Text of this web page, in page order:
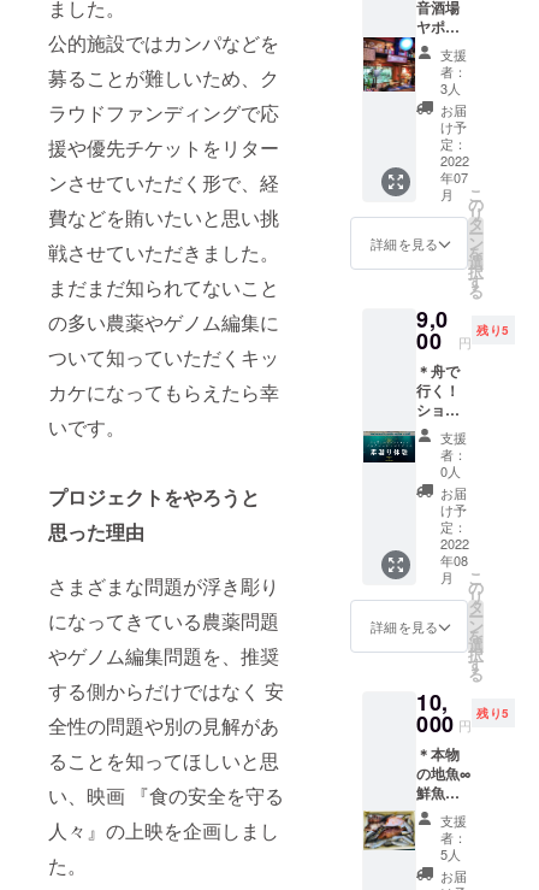
ました。
公的施設ではカンパなどを
募ることが難しいため、ク
ラウドファンディングで応
援や優先チケットをリター
ンさせていただく形で、経
費などを賄いたいと思い挑
戦させていただきました。
まだまだ知られてないこと
の多い農薬やゲノム編集に
ついて知っていただくキッ
カケになってもらえたら幸
いです。
プロジェクトをやろうと
思った理由
さまざまな問題が浮き彫り
になってきている農薬問題
やゲノム編集問題を、推奨
する側からだけではなく 安
全性の問題や別の見解があ
ることを知ってほしいと思
い、映画 『食の安全を守る
人々』の上映を企画しまし
た。
いま
す。上
映10分
前には
お越し
くださ
い。 ＊
希望の
日程と
会場を
お選び
き、備
考欄に
日は 時
間）お
名前 を
お知ら
せくだ
さい。
◯7月22
日(金)
ミップ
ル３F
第１コ
ミニ
ティー
ルーム
13:30〜
映画上
映
15:20〜
山田正
彦氏 講
演会
◯7月23
日(土)
宮津市
日置地
区公民
館 （宮
津市字
出作り
に 釣っ
た魚を
食べた
り、豪
華な海
の幸や
BBQで
お腹
いっぱ
み方は
あなた
ちの​縁
側で 一
息つく
みたい
に よっ
こら
しょっ
ていっ
てくだ
さいね
主催メ
ンバー
釣り船
ティダ
船長
NOCO
お宿
よっこ
ら諸島
に2500
円のご
支援で
ご宿泊
いただ
けま
す。
しい本
物の地
魚を
釣って
食べよ
う！” 実
行委員
会メン
バー
ティダ
ネシア
船長
NOCO
楽々プ
ランを
3000円
のご支
援でご
乗船い
ただけ
ます。
穏やか
な宮津
湾内で
の釣行
ですの
で、釣
り初心
者さ
ん、子
ん、船
酔いが
心配な
方も ど
うぞ！
船長と
アシス
タン
ト、釣
り船犬
音酒場
ヤポネ
島 お
食事券
（お肉
＆海鮮
BBQ ま
たは お
まかせ
地魚海
鮮料
理）
https://
yoccola
.wixsite
ponesi
ma 映画
の上映
場所 ヤ
ポネシ
ネマの
ヤポネ
島でご
利用で
きるお
食事券
です。
（上映
日 7月
24日は
ご利用
不可）
メで
す！
（BBQ
小屋の
み＋500
円でお
飲み物
持ち込
み可）
ご来店
支援
者：
3人
お届
け予
定：
2022
年07
月
詳細を見る
こ
の
リ
タ
ー
ン
を
選
択
す
る
9,0
00 円
残り5
＊舟で
行く！
ショー
トト
リップ
∞プライ
ベート
＊パラ
ダイ
ス！ 素
潜り体
験
（ペア
チケッ
ト） ダ
イビン
の経験
豊富な
釣具屋
マス
ターが
宮津の
秘密の
ビーチ
へ舟で
お連れ
支援
者：
0人
お届
け予
定：
2022
年08
月
詳細を見る
こ
の
リ
タ
ー
ン
を
選
択
す
る
10,
000 円
残り5
＊本物
の地魚∞
鮮魚詰
め合わ
せセッ
ト 宮津
の新鮮
支援
者：
5人
お届